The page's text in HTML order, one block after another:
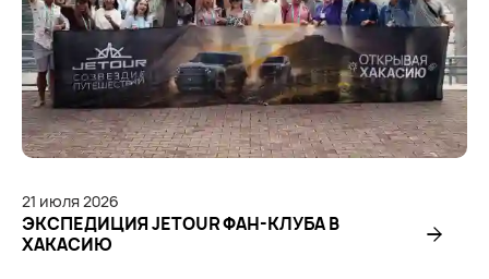
21 июля2026
ЭКСПЕДИЦИЯ JETOUR ФАН-КЛУБА В
ХАКАСИЮ